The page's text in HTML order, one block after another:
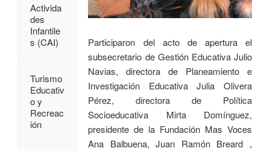
Participaron del acto de apertura el
subsecretario de Gestión Educativa Julio
Navias, directora de Planeamiento e
Investigación Educativa Julia Olivera
Pérez, directora de Política
Socioeducativa Mirta Domínguez,
presidente de la Fundación Mas Voces
Ana Balbuena, Juan Ramón Breard ,
Activida
des
Infantile
s (CAI)
Turismo
Educativ
o y
Recreac
ión